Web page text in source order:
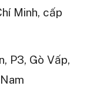
Minh, cấp
P3, Gò Vấp,